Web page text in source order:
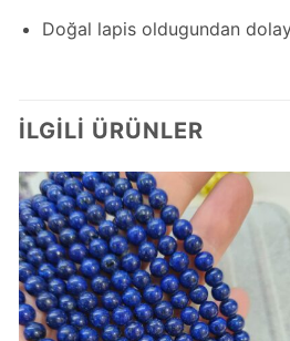
Doğal lapis oldugundan
İLGILI ÜRÜNLER